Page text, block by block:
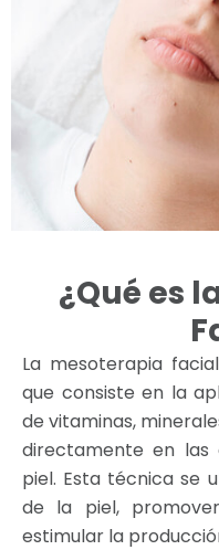
¿Qué es
La mesoterapia
que consiste en la
de vitaminas,
directamente en las
piel. Esta técnica se
de la piel,
estimular la